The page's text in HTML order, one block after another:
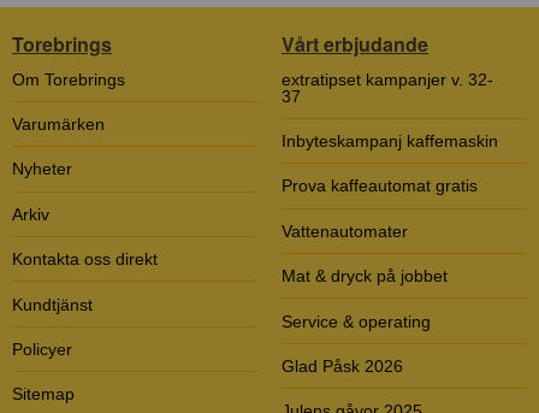
Torebrings
Om Torebrings
Varumärken
Nyheter
Arkiv
Kontakta oss direkt
Kundtjänst
Policyer
Sitemap
Vårt erbjudande
extratipset kampanjer v. 32-
37
Inbyteskampanj kaffemaskin
Prova kaffeautomat gratis
Vattenautomater
Mat & dryck på jobbet
Service & operating
Glad Påsk 2026